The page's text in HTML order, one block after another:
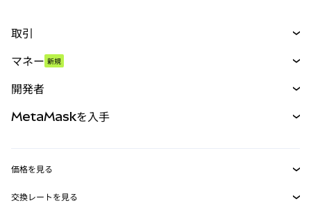
取引
パーペチュアル
RWA
マネー 新規
開発者
MetaMask Connect
MetaMaskを入手
価格を見る
イーサリアムの価格
交換レートを見る